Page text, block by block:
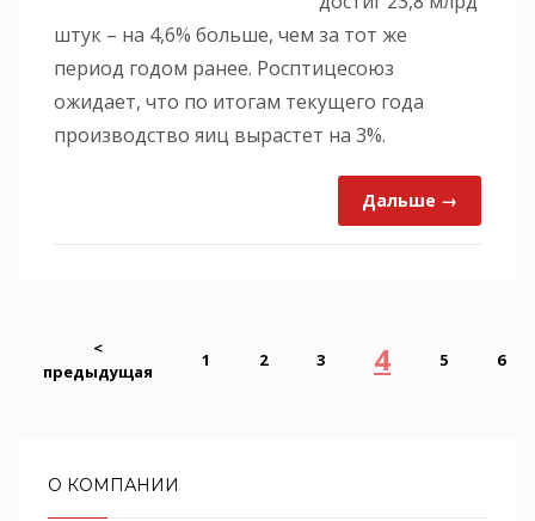
штук – на 4,6% больше, чем за тот же
период годом ранее. Росптицесоюз
ожидает, что по итогам текущего года
производство яиц вырастет на 3%.
Дальше →
<
предыдущая
1 2 3 4 5 6
О КОМПАНИИ